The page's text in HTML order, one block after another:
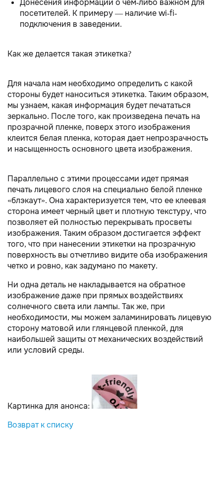
Донесения информации о чем-либо важном для
посетителей. К примеру — наличие wi-fi-
подключения в заведении.
Как же делается такая этикетка?
Для начала нам необходимо определить с какой
стороны будет наноситься этикетка. Таким образом,
мы узнаем, какая информация будет печататься
зеркально. После того, как произведена печать на
прозрачной пленке, поверх этого изображения
клеится белая пленка, которая дает непрозрачность
и насыщенность основного цвета изображения.
Параллельно с этими процессами идет прямая
печать лицевого слоя на специально белой пленке
«блэкаут». Она характеризуется тем, что ее клеевая
сторона имеет черный цвет и плотную текстуру, что
позволяет ей полностью перекрывать просветы
изображения. Таким образом достигается эффект
того, что при нанесении этикетки на прозрачную
поверхность вы отчетливо видите оба изображения
четко и ровно, как задумано по макету.
Ни одна деталь не накладывается на обратное
изображение даже при прямых воздействиях
солнечного света или лампы. Так же, при
необходимости, мы можем заламинировать лицевую
сторону матовой или глянцевой пленкой, для
наибольшей защиты от механических воздействий
или условий среды.
Картинка для анонса:
Возврат к списку